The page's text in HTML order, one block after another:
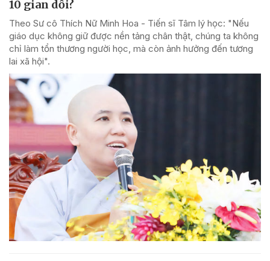
10 gian dối?
Theo Sư cô Thích Nữ Minh Hoa - Tiến sĩ Tâm lý học: "Nếu
giáo dục không giữ được nền tảng chân thật, chúng ta không
chỉ làm tổn thương người học, mà còn ảnh hưởng đến tương
lai xã hội".